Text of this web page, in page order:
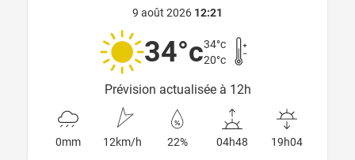
9 août 2026 12:21
34°c34°c
20°c
Prévision actualisée à 12h
0mm 12km/h 22% 04h48 19h04